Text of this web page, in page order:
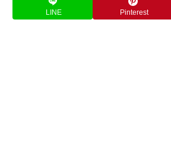
LINE Pinterest